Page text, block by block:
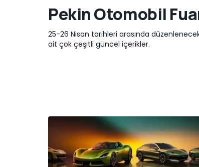
Pekin Otomobil
25-26 Nisan tarihleri arasında
ait çok çeşitli güncel içerikler.